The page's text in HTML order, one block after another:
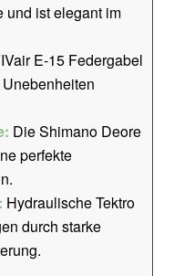
und ist elegant im
E-15 Federgabel
Die Shimano Deore
perfekte
Hydraulische Tektro
durch starke